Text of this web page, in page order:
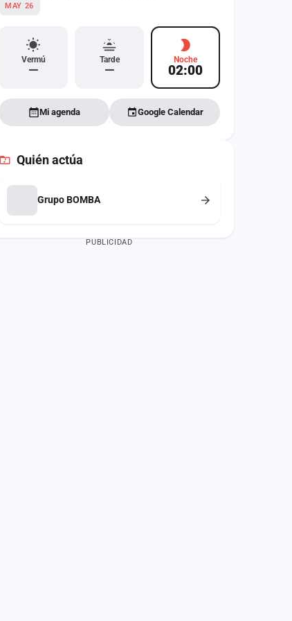
MAY 26
Vermú
—
Tarde
—
Noche
02:00
Mi agenda Google Calendar
Quién actúa
Grupo BOMBA
PUBLICIDAD